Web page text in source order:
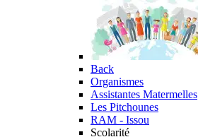
Back
Organismes
Assistantes Matermelles
Les Pitchounes
RAM - Issou
Scolarité